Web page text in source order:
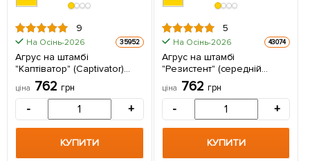
9
На Осінь-2026 35952
Агрус на штамбі
"Каптіватор" (Captivator)
(середнього терміну
дозрівання сорт) 1
саджанець в упаковці
ціна 762 грн
- +
КУПИТИ
5
На Осінь-2026 43074
Агрус на штамбі
"Резистент" (середній
термін дозрівання) 1
саджанець в упаковці
ціна 762 грн
- +
КУПИТИ